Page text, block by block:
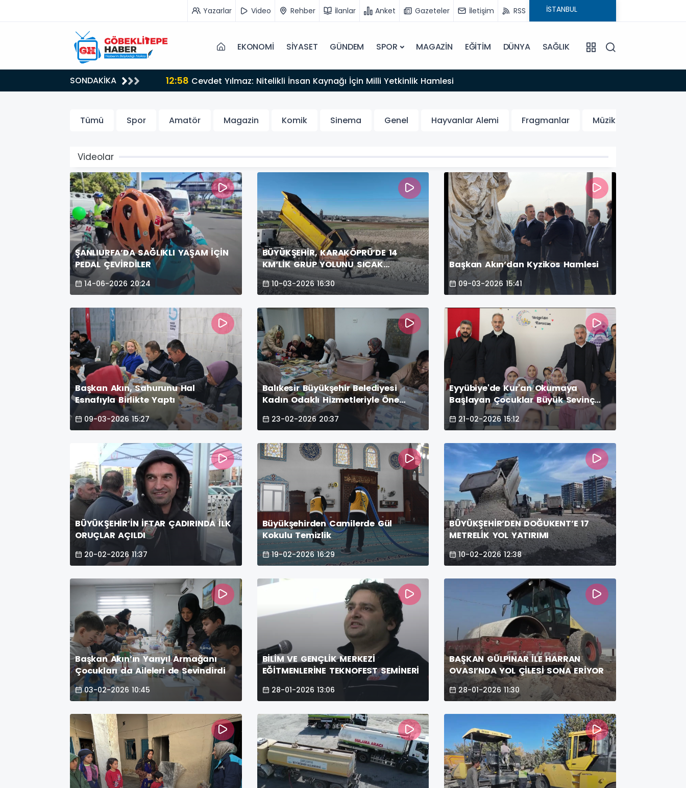
Yazarlar Video Rehber İlanlar Anket Gazeteler İletişim RSS
EKONOMİ SİYASET GÜNDEM SPOR MAGAZİN EĞİTİM DÜNYA SAĞLIK
SONDAKİKA 12:58 Cevdet Yılmaz: Nitelikli İnsan Kaynağı İçin Milli Yetkinlik Hamlesi
Tümü Spor Amatör Magazin Komik Sinema Genel Hayvanlar Alemi Fragmanlar Müzik
Videolar
ŞANLIURFA’DA SAĞLIKLI YAŞAM İÇİN
PEDAL ÇEVİRDİLER
14-06-2026 20:24
BÜYÜKŞEHİR, KARAKÖPRÜ’DE 14
KM’LİK GRUP YOLUNU SICAK
ASFALTLA BULUŞTURUYOR
10-03-2026 16:30
Başkan Akın’dan Kyzikos Hamlesi
09-03-2026 15:41
Başkan Akın, Sahurunu Hal
Esnafıyla Birlikte Yaptı
09-03-2026 15:27
Balıkesir Büyükşehir Belediyesi
Kadın Odaklı Hizmetleriyle Öne
Çıkıyor
23-02-2026 20:37
Eyyübiye'de Kur'an Okumaya
Başlayan Çocuklar Büyük Sevinç
Yaşadı
21-02-2026 15:12
BÜYÜKŞEHİR’İN İFTAR ÇADIRINDA İLK
ORUÇLAR AÇILDI
20-02-2026 11:37
Büyükşehirden Camilerde Gül
Kokulu Temizlik
19-02-2026 16:29
BÜYÜKŞEHİR’DEN DOĞUKENT’E 17
METRELİK YOL YATIRIMI
10-02-2026 12:38
Başkan Akın’ın Yarıyıl Armağanı
Çocukları da Aileleri de Sevindirdi
03-02-2026 10:45
BİLİM VE GENÇLİK MERKEZİ
EĞİTMENLERİNE TEKNOFEST SEMİNERİ
28-01-2026 13:06
BAŞKAN GÜLPINAR İLE HARRAN
OVASI’NDA YOL ÇİLESİ SONA ERİYOR
28-01-2026 11:30